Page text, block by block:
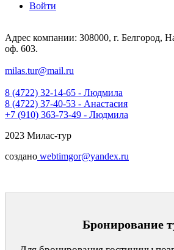
Войти
Адрес компании: 308000, г. Белгород,
оф. 603.
milas.tur@mail.ru
8 (4722) 32-14-65 - Людмила
8 (4722) 37-40-53 - Анастасия
+7 (910) 363-73-49 - Людмила
2023 Милас-тур
создано webtimgor@yandex.ru
Бронирование